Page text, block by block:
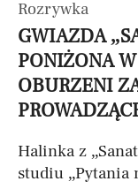
Rozrywka
GWIAZDA
PONIŻONA
OBURZENI
Halinka z
studiu „Pytania